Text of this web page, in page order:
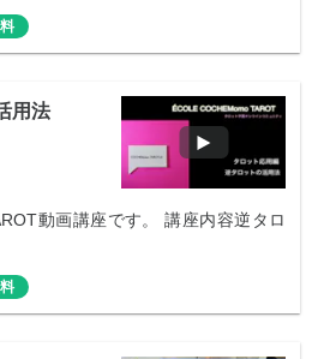
用法
動画講座です。 講座内容逆タロ